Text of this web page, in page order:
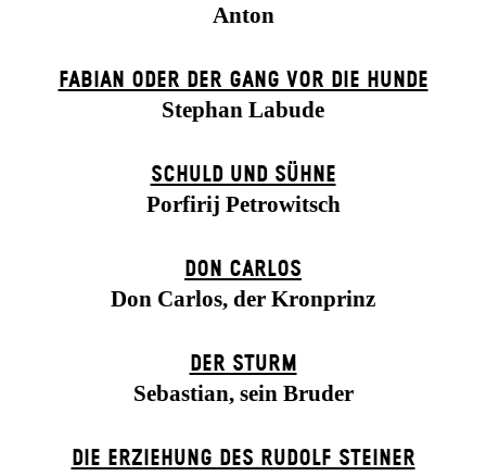
Anton
FABIAN ODER DER GANG VOR DIE HUNDE
Stephan Labude
SCHULD UND SÜHNE
Porfirij Petrowitsch
DON CARLOS
Don Carlos, der Kronprinz
DER STURM
Sebastian, sein Bruder
DIE ERZIEHUNG DES RUDOLF STEINER